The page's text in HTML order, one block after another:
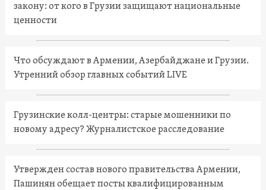
закону: от кого в Грузии защищают национальные
ценности
Что обсуждают в Армении, Азербайджане и Грузии.
Утренний обзор главных событий LIVE
Грузинские колл-центры: старые мошенники по
новому адресу? Журналистское расследование
Утвержден состав нового правительства Армении,
Пашинян обещает посты квалифицированным